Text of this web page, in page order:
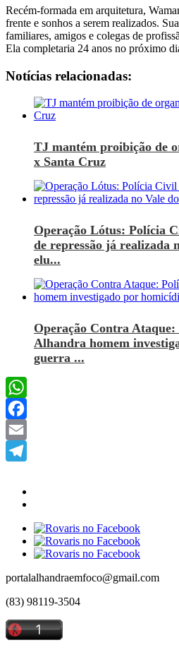
Recém-formada em arquitetura,
frente e sonhos a serem realizados.
familiares, amigos e colegas de
Ela completaria 24 anos no próximo
Notícias relacionadas:
TJ mantém proibição de
x Santa Cruz
Operação Lótus: Polícia
de repressão já realizada
elu...
Operação Contra
Alhandra homem
guerra ...
WhatsApp
Facebook
Email
portalalhandraemfoco@gmail.com
(83) 98119-3504